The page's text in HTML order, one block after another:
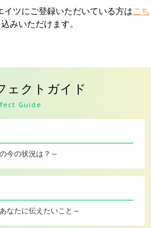
ツにご登録いただいている方はこち
みいただけます。
ェクトガイド
Guide
今の状況は？～
なたに伝えたいこと～